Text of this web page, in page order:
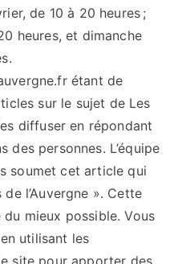
de 10 à 20 heures ;
heures, et dimanche
étant de
sur le sujet de Les
diffuser en répondant
des personnes. L’équipe
soumet cet article qui
l’Auvergne ». Cette
mieux possible. Vous
utilisant les